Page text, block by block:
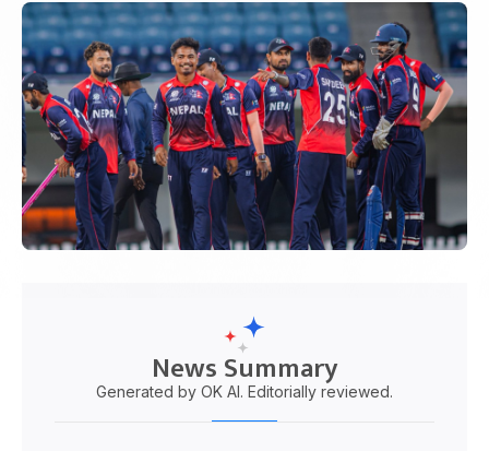
News Summary
Generated by OK AI. Editorially reviewed.